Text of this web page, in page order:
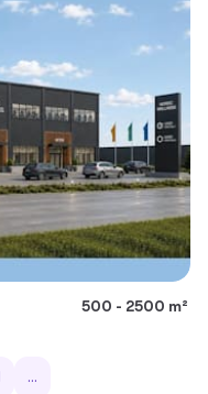
500 - 2500 m²
...